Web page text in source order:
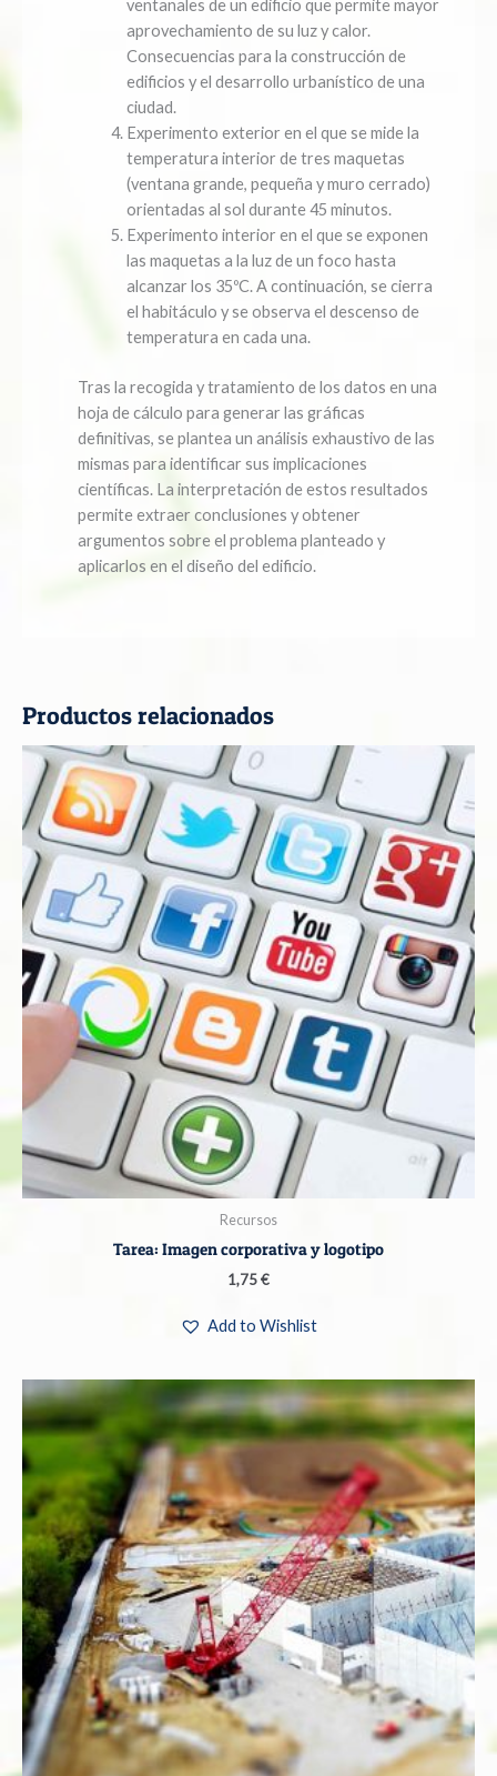
ventanales de un edificio que permite mayor
aprovechamiento de su luz y calor.
Consecuencias para la construcción de
edificios y el desarrollo urbanístico de una
ciudad.
Experimento exterior en el que se mide la
temperatura interior de tres maquetas
(ventana grande, pequeña y muro cerrado)
orientadas al sol durante 45 minutos.
Experimento interior en el que se exponen
las maquetas a la luz de un foco hasta
alcanzar los 35ºC. A continuación, se cierra
el habitáculo y se observa el descenso de
temperatura en cada una.
Tras la recogida y tratamiento de los datos en una
hoja de cálculo para generar las gráficas
definitivas, se plantea un análisis exhaustivo de las
mismas para identificar sus implicaciones
científicas. La interpretación de estos resultados
permite extraer conclusiones y obtener
argumentos sobre el problema planteado y
aplicarlos en el diseño del edificio.
Productos relacionados
Recursos
Tarea: Imagen corporativa y logotipo
1,75€
Add to Wishlist